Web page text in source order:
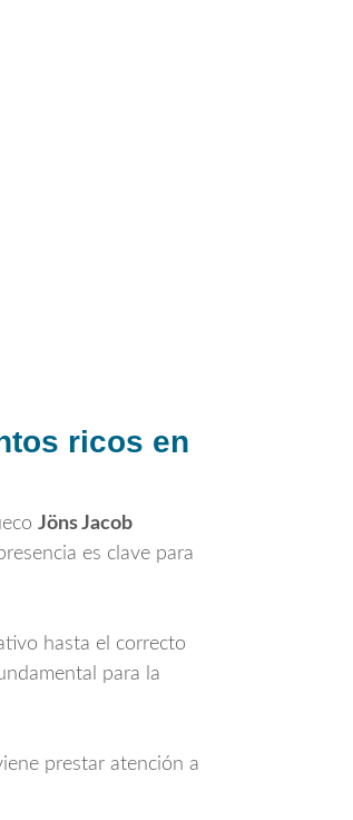
ricos en
Jöns Jacob
es clave para
hasta el correcto
para la
prestar atención a